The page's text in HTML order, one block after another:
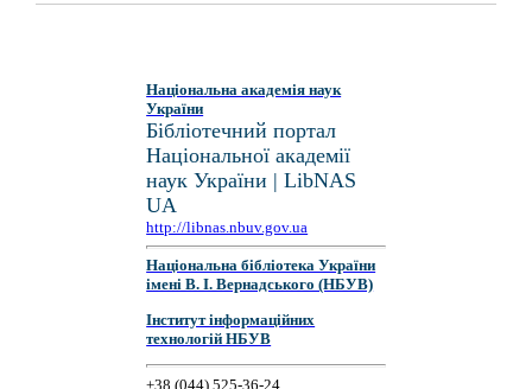
Національна академія наук
України
Бібліотечний портал
Національної академії
наук України | LibNAS
UA
http://libnas.nbuv.gov.ua
Національна бібліотека України
імені В. І. Вернадського (НБУВ)
Інститут інформаційних
технологій НБУВ
+38 (044) 525-36-24